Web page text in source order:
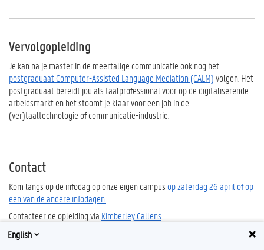
Vervolgopleiding
Je kan na je master in de meertalige communicatie ook nog het
postgraduaat Computer-Assisted Language Mediation (CALM)volgen. Het
postgraduaat bereidt jou als taalprofessional voor op de digitaliserende
arbeidsmarkt en het stoomt je klaar voor een job in de
(ver)taaltechnologie of communicatie-industrie.
Contact
Kom langs op de infodag op onze eigen campus op zaterdag 26 april of op
een van de andere infodagen.
Contacteer de opleiding via Kimberley Callens
English